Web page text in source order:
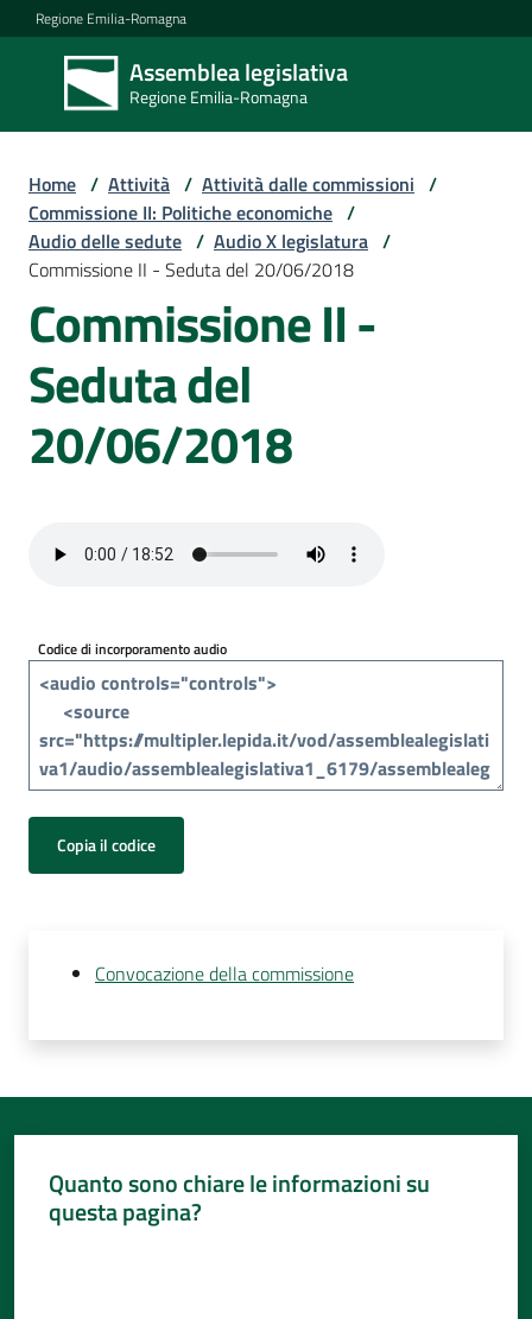
Vai al contenuto
Vai alla navigazione
Vai al footer
Regione Emilia-Romagna
Assemblea legislativa
Regione Emilia-Romagna
Assemblea
legislativa
Regione Emilia-
Assemblea
Attività
Argomenti
Per
cittadini
Home / Attività / Attività dalle commissioni /
Commissione II: Politiche economiche /
Audio delle sedute / Audio X legislatura /
Commissione II - Seduta del 20/06/2018
Commissione II -
Seduta del
20/06/2018
Codice di incorporamento audio
Copia il codice
Convocazione della commissione
Quanto sono chiare le informazioni su
questa pagina?